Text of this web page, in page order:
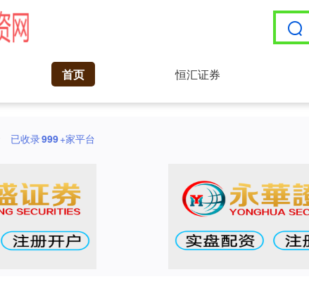
首页 恒汇证券
已收录999+家平台